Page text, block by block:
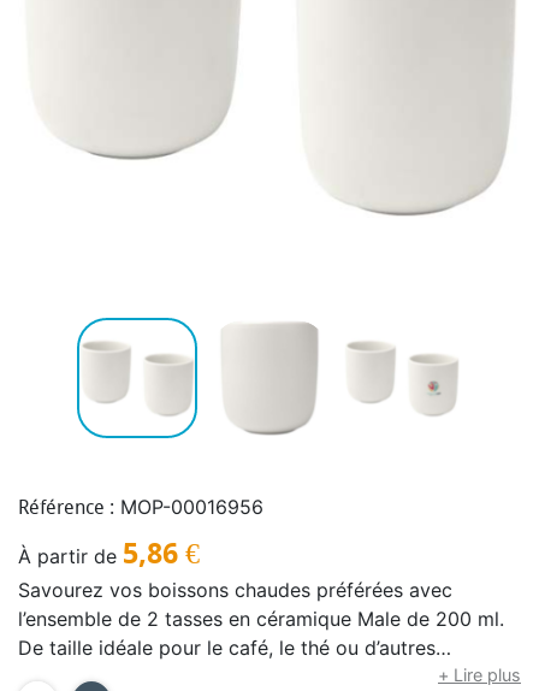
Référence : MOP-00016956
À partir de 5,86 €
Savourez vos boissons chaudes préférées avec
l’ensemble de 2 tasses en céramique Male de 200 ml.
De taille idéale pour le café, le thé ou d’autres
boissons, chaque tasse offre une finition lisse et un
+ Lire plus